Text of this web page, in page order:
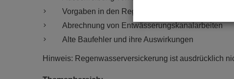
Vorgaben in den Regelwerken:
Abrechnung von Entwässerungskanalarbeiten
Alte Baufehler und ihre Auswirkungen
Hinweis: Regenwasserversickerung ist ausdrücklich